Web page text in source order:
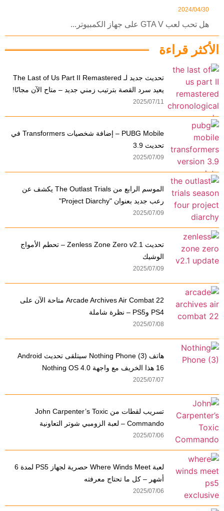
الأكثر قراءة
تحديث جديد لـ The Last of Us Part II Remastered
يعيد سرد القصة بترتيب زمني جديد – متاح الآن مجانًا!
2025/07/11
PUBG Mobile – إضافة شخصيات Transformers في
تحديث 3.9
2025/07/09
الموسم الرابع من The Outlast Trials يكشف عن
رعب جديد بعنوان "Project Diarchy"
2025/07/09
تحديث Zenless Zone Zero v2.1 – تحطم الأمواج
الوشيك
2025/07/09
Arcade Archives Air Combat 22 متاحة الآن على
PS4 وPS5 – نظرة شاملة
2025/07/08
هاتف Nothing Phone (3) سيتلقى تحديث Android
16 هذا الخريف مع واجهة Nothing OS 4.0
2025/07/07
تسريب لقطات من John Carpenter’s Toxic
Commando – لعبة الزومبي شوتر التعاونية
2025/07/06
لعبة Where Winds Meet حصرية لجهاز PS5 لمدة 6
أشهر – كل ما تحتاج معرفته
2025/07/06
2024/04/30
هل تحب لعب GTA V على جهاز الكمبيوتر...